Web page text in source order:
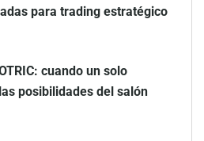
para trading estratégico
cuando un solo
posibilidades del salón